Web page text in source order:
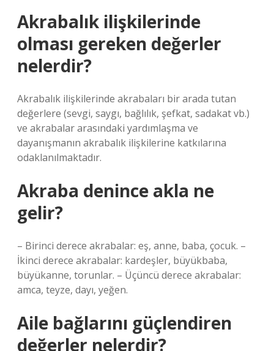
Akrabalık ilişkilerinde
olması gereken değerler
nelerdir?
Akrabalık ilişkilerinde akrabaları bir arada tutan
değerlere (sevgi, saygı, bağlılık, şefkat, sadakat vb.)
ve akrabalar arasındaki yardımlaşma ve
dayanışmanın akrabalık ilişkilerine katkılarına
odaklanılmaktadır.
Akraba denince akla ne
gelir?
– Birinci derece akrabalar: eş, anne, baba, çocuk. –
İkinci derece akrabalar: kardeşler, büyükbaba,
büyükanne, torunlar. – Üçüncü derece akrabalar:
amca, teyze, dayı, yeğen.
Aile bağlarını güçlendiren
değerler nelerdir?